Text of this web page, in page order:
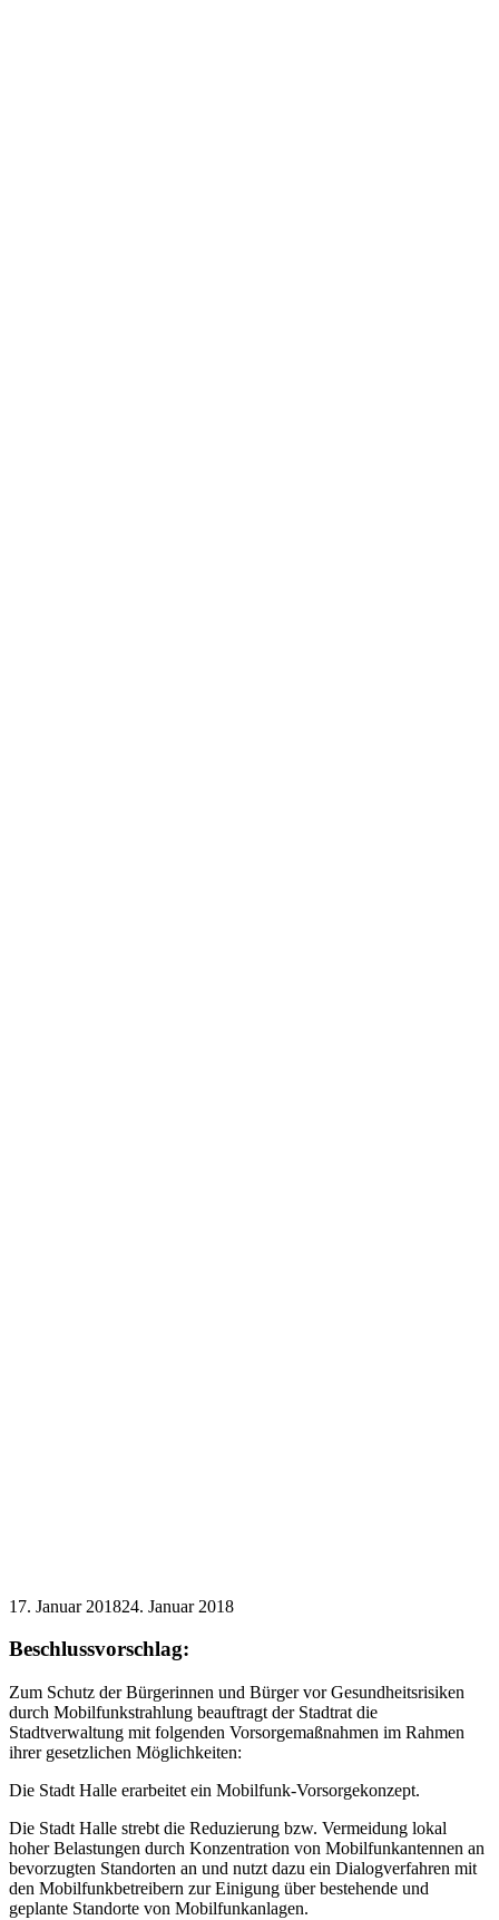
17. Januar 201824. Januar 2018
Beschlussvorschlag:
Zum Schutz der Bürgerinnen und Bürger vor Gesundheitsrisiken
durch Mobilfunkstrahlung beauftragt der Stadtrat die
Stadtverwaltung mit folgenden Vorsorgemaßnahmen im Rahmen
ihrer gesetzlichen Möglichkeiten:
Die Stadt Halle erarbeitet ein Mobilfunk-Vorsorgekonzept.
Die Stadt Halle strebt die Reduzierung bzw. Vermeidung lokal
hoher Belastungen durch Konzentration von Mobilfunkantennen an
bevorzugten Standorten an und nutzt dazu ein Dialogverfahren mit
den Mobilfunkbetreibern zur Einigung über bestehende und
geplante Standorte von Mobilfunkanlagen.